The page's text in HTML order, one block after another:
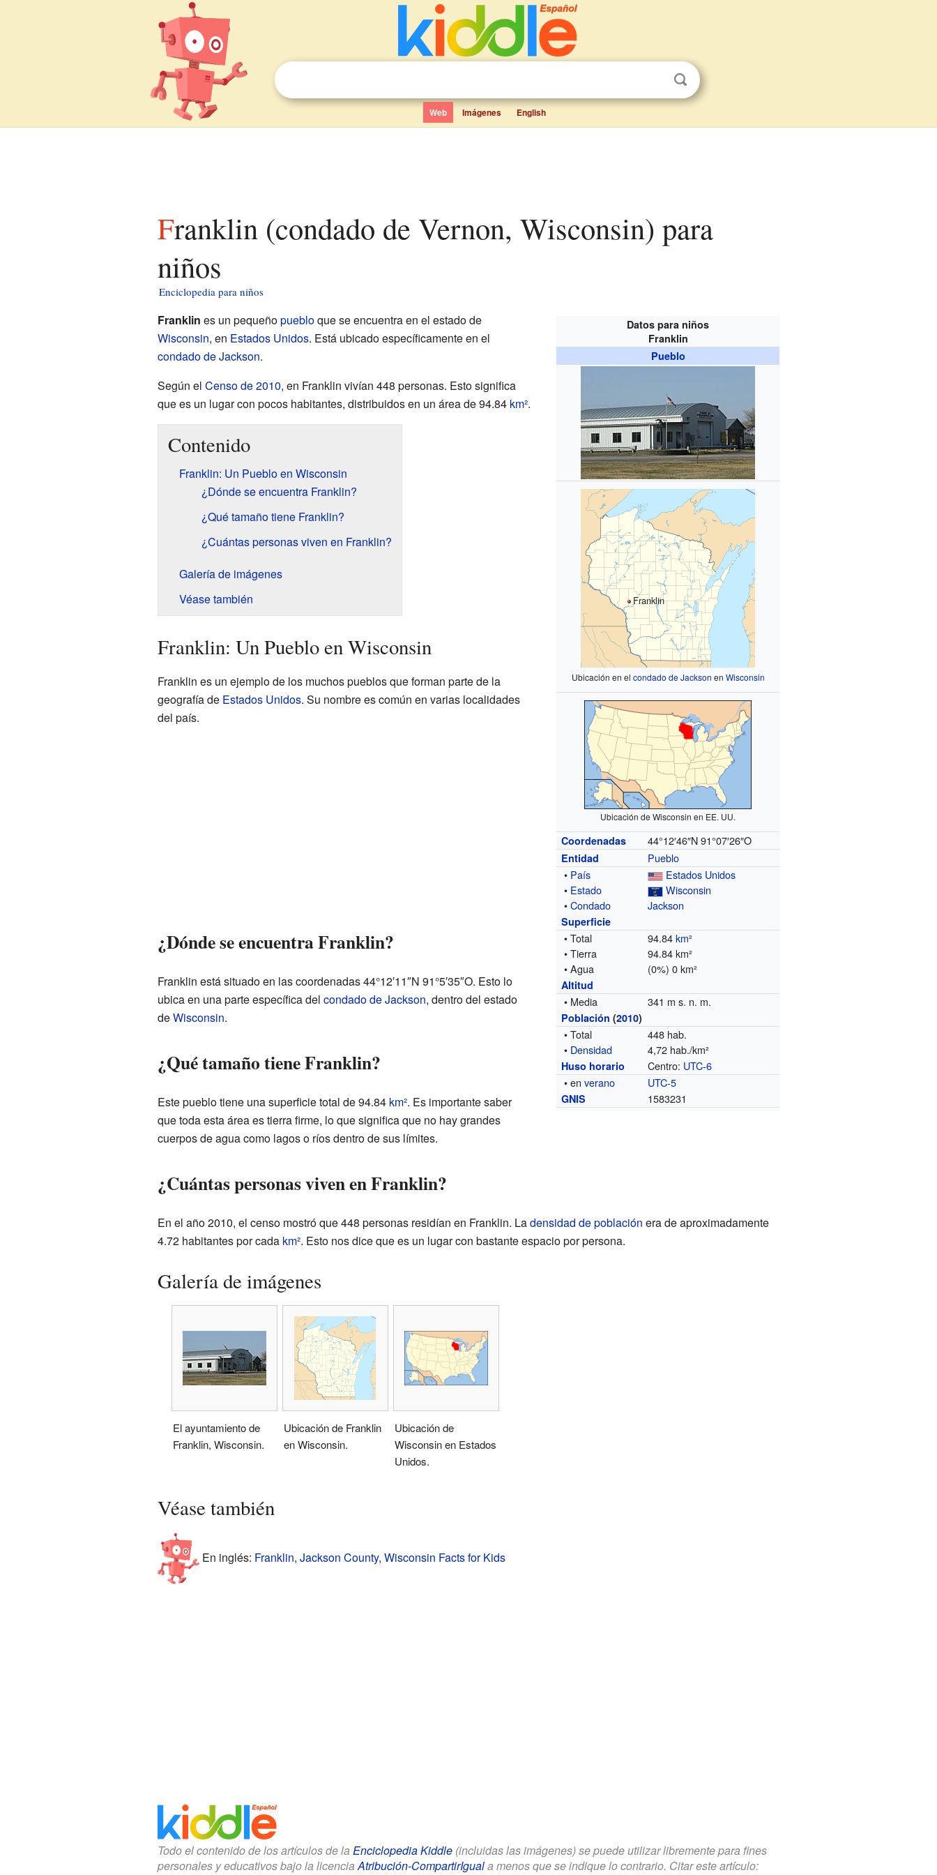
Web Imágenes English
Franklin (condado de Vernon, Wisconsin) para
niños
Enciclopedia para niños
Datos para niños
Franklin
Pueblo
Franklin
Ubicación en el condado de Jackson en Wisconsin
Ubicación de Wisconsin en EE. UU.
Coordenadas 44°12′46″N 91°07′26″O
Entidad
Pueblo
• País
Estados Unidos
• Estado
Wisconsin
•Condado Jackson
Superficie
• Total 94.84km²
• Tierra
94.84 km²
• Agua
(0%) 0 km²
Altitud
• Media 341 m s. n. m.
Población (2010)
• Total
448 hab.
• Densidad 4,72 hab./km²
Huso horario Centro: UTC-6
• enverano UTC-5
GNIS 1583231
Franklin es un pequeñopuebloque se encuentra en el estado de
Wisconsin, en Estados Unidos. Está ubicado específicamente en el
condado de Jackson.
Según el Censo de 2010, en Franklin vivían 448 personas. Esto significa
que es un lugar con pocos habitantes, distribuidos en un área de 94.84 km².
Contenido
Franklin: Un Pueblo en Wisconsin
¿Dónde se encuentra Franklin?
¿Qué tamaño tiene Franklin?
¿Cuántas personas viven en Franklin?
Galería de imágenes
Véase también
Franklin: Un Pueblo en Wisconsin
Franklin es un ejemplo de los muchos pueblos que forman parte de la
geografía de Estados Unidos. Su nombre es común en varias localidades
del país.
¿Dónde se encuentra Franklin?
Franklin está situado en las coordenadas 44°12′11″N 91°5′35″O. Esto lo
ubica en una parte específica del condado de Jackson, dentro del estado
deWisconsin.
¿Qué tamaño tiene Franklin?
Este pueblo tiene una superficie total de 94.84 km². Es importante saber
que toda esta área es tierra firme, lo que significa que no hay grandes
cuerpos de agua como lagos o ríos dentro de sus límites.
¿Cuántas personas viven en Franklin?
En el año 2010, el censo mostró que 448 personas residían en Franklin. Ladensidad de población era de aproximadamente
4.72 habitantes por cada km². Esto nos dice que es un lugar con bastante espacio por persona.
Galería de imágenes
El ayuntamiento de
Franklin, Wisconsin.
Ubicación de Franklin
en Wisconsin.
Ubicación de
Wisconsin en Estados
Unidos.
Véase también
En inglés: Franklin, Jackson County, Wisconsin Facts for Kids
Todo el contenido de los artículos de la Enciclopedia Kiddle(incluidas las imágenes) se puede utilizar libremente para fines
personales y educativos bajo la licencia Atribución-CompartirIguala menos que se indique lo contrario. Citar este artículo: